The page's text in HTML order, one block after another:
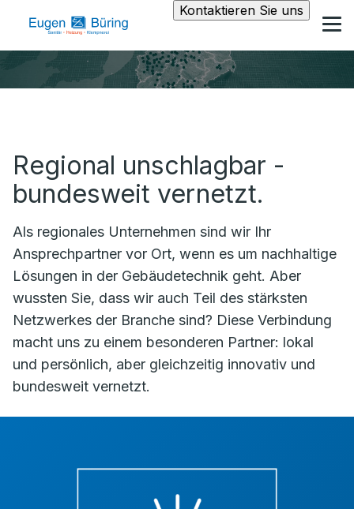
Kontaktieren Sie uns
Regional unschlagbar -
bundesweit vernetzt.
Als regionales Unternehmen sind wir Ihr
Ansprechpartner vor Ort, wenn es um nachhaltige
Lösungen in der Gebäudetechnik geht. Aber
wussten Sie, dass wir auch Teil des stärksten
Netzwerkes der Branche sind? Diese Verbindung
macht uns zu einem besonderen Partner: lokal
und persönlich, aber gleichzeitig innovativ und
bundesweit vernetzt.